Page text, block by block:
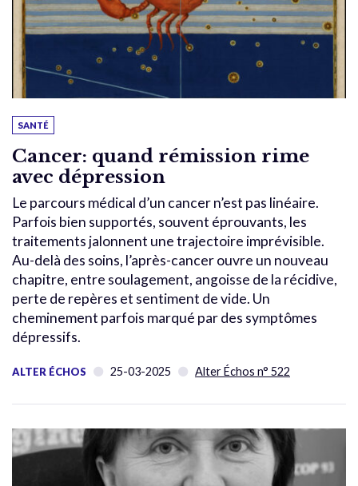
SANTÉ
Cancer: quand rémission rime
avec dépression
Le parcours médical d’un cancer n’est pas linéaire.
Parfois bien supportés, souvent éprouvants, les
traitements jalonnent une trajectoire imprévisible.
Au-delà des soins, l’après-cancer ouvre un nouveau
chapitre, entre soulagement, angoisse de la récidive,
perte de repères et sentiment de vide. Un
cheminement parfois marqué par des symptômes
dépressifs.
ALTER ÉCHOS 25-03-2025 Alter Échos n° 522